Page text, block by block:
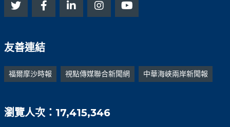
友善連結
福爾摩沙時報 視點傳媒聯合新聞網 中華海峽兩岸新聞報
瀏覽人次：17,415,346